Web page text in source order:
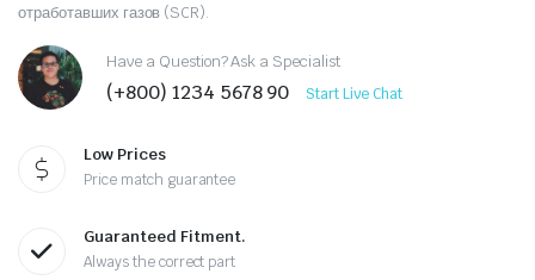
отработавших газов (SCR).
Have a Question? Ask a Specialist
(+800) 1234 5678 90 Start Live Chat
Low Prices
Price match guarantee
Guaranteed Fitment.
Always the correct part